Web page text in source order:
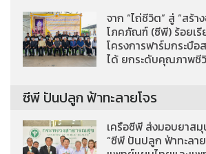
จาก “ไถ่ชีวิต” สู่ “สร้
โภคภัณฑ์ (ซีพี) ร้อยเ
โครงการฟาร์มกระบือ
ได้ ยกระดับคุณภาพชี
ซีพี ปันปลูก ฟ้าทะลายโจร
เครือซีพี ส่งมอบยาสมุ
“ซีพี ปันปลูก ฟ้าทะลา